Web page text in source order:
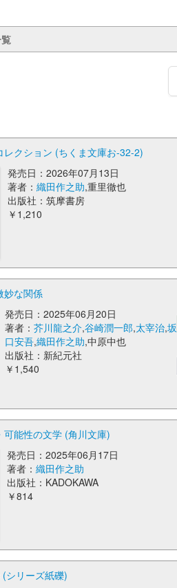
レクション (ちくま文庫お-32-2)
発売日：2026年07月13日
著者：織田作之助,重里徹也
出版社：筑摩書房
￥1,210
妙な関係
発売日：2025年06月20日
著者：芥川龍之介,谷崎潤一郎,太宰治,坂
口安吾,織田作之助,中原中也
出版社：新紀元社
￥1,540
可能性の文学 (角川文庫)
発売日：2025年06月17日
著者：織田作之助
出版社：KADOKAWA
￥814
シリーズ紙礫)